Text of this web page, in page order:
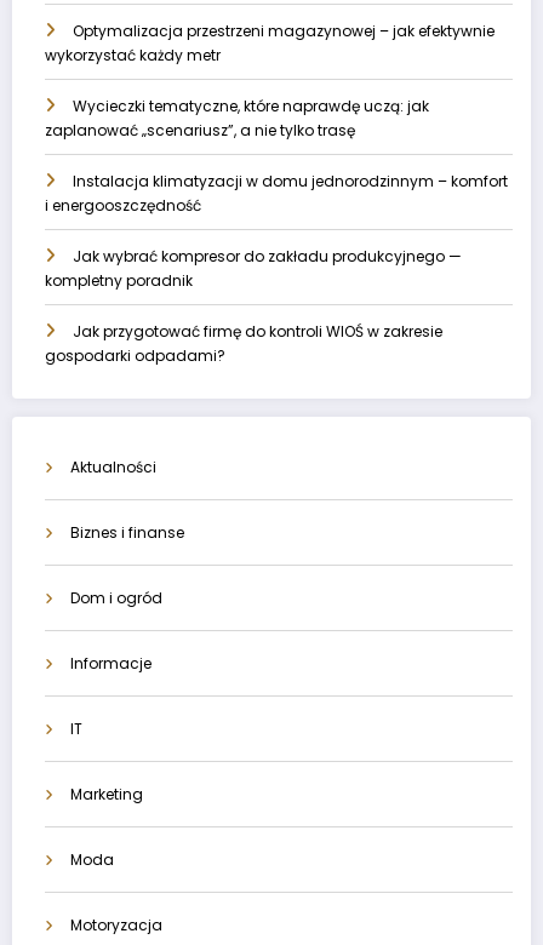
Optymalizacja przestrzeni magazynowej – jak efektywnie
wykorzystać każdy metr
Wycieczki tematyczne, które naprawdę uczą: jak
zaplanować „scenariusz”, a nie tylko trasę
Instalacja klimatyzacji w domu jednorodzinnym – komfort
i energooszczędność
Jak wybrać kompresor do zakładu produkcyjnego —
kompletny poradnik
Jak przygotować firmę do kontroli WIOŚ w zakresie
gospodarki odpadami?
Aktualności
Biznes i finanse
Dom i ogród
Informacje
IT
Marketing
Moda
Motoryzacja